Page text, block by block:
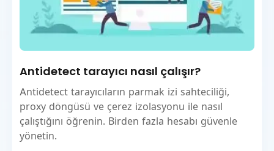
Antidetect tarayıcı nasıl çalışır?
Antidetect tarayıcıların parmak izi sahteciliği,
proxy döngüsü ve çerez izolasyonu ile nasıl
çalıştığını öğrenin. Birden fazla hesabı güvenle
yönetin.